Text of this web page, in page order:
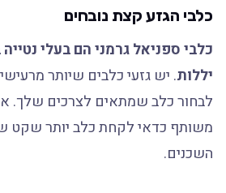
כלבי הגזע קצת נובחים
כלבי ספניאל גרמני הם בעלי נטייה
יללות. יש גזעי כלבים שיותר
לבחור כלב שמתאים לצרכים שלך.
משותף כדאי לקחת כלב יותר שקט
השכנים.